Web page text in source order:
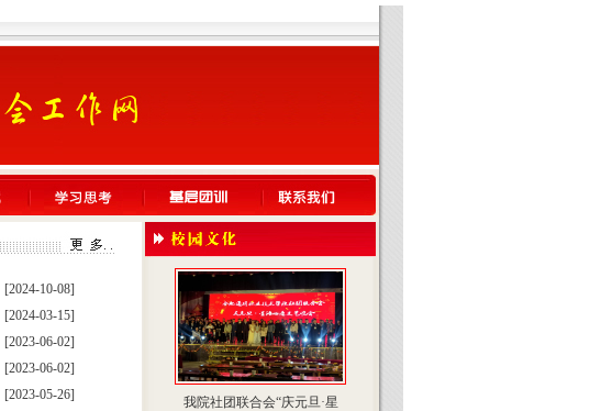
[2024-10-08]
[2024-03-15]
[2023-06-02]
[2023-06-02]
[2023-05-26]
我院社团联合会“庆元旦·星